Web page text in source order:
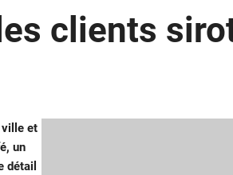
clients
ville et
un
détail